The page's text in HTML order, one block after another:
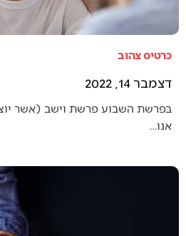
כרטיס צהוב
דצמבר 14, 2022
בפרשת השבוע פרשת וישב (אשר
אנו…